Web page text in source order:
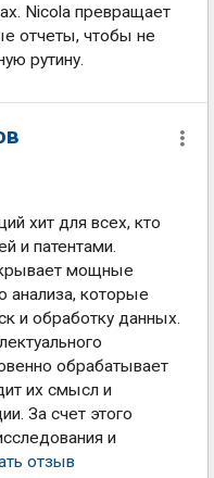
Nicola превращает
отчеты, чтобы не
рутину.
хит для всех, кто
и патентами.
мощные
анализа, которые
и обработку данных.
обрабатывает
их смысл и
За счет этого
и
отзыв